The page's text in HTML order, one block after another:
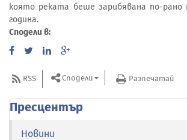
която реката беше зарибявана по-
година.
Сподели в:
RSS Сподели Разпечатай
Пресцентър
Новини